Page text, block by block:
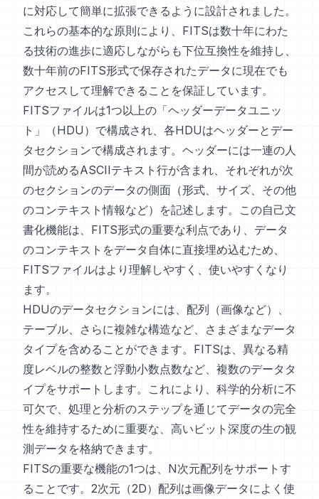
に対応して簡単に拡張できるように設計されました。
これらの基本的な原則により、FITSは数十年にわた
る技術の進歩に適応しながらも下位互換性を維持し、
数十年前のFITS形式で保存されたデータに現在でも
アクセスして理解できることを保証しています。
FITSファイルは1つ以上の「ヘッダーデータユニッ
ト」（HDU）で構成され、各HDUはヘッダーとデー
タセクションで構成されます。ヘッダーには一連の人
間が読めるASCIIテキスト行が含まれ、それぞれが次
のセクションのデータの側面（形式、サイズ、その他
のコンテキスト情報など）を記述します。この自己文
書化機能は、FITS形式の重要な利点であり、データ
のコンテキストをデータ自体に直接埋め込むため、
FITSファイルはより理解しやすく、使いやすくなり
ます。
HDUのデータセクションには、配列（画像など）、
テーブル、さらに複雑な構造など、さまざまなデータ
タイプを含めることができます。FITSは、異なる精
度レベルの整数と浮動小数点数など、複数のデータタ
イプをサポートします。これにより、科学的分析に不
可欠で、処理と分析のステップを通じてデータの完全
性を維持するために重要な、高いビット深度の生の観
測データを格納できます。
FITSの重要な機能の1つは、N次元配列をサポートす
ることです。2次元（2D）配列は画像データによく使